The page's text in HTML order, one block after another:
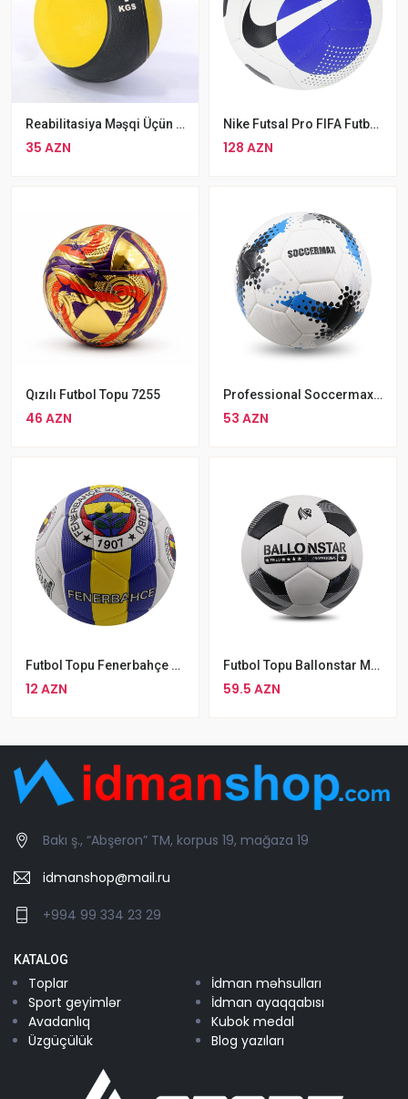
Reabilitasiya Məşqi Üçün 1Kq Fitness Topu Pilates Topu Qol Məşqi Üçün Məşq Topu
35 AZN
Nike Futsal Pro FIFA Futbol Topu
128 AZN
Qızılı Futbol Topu 7255
46 AZN
Professional Soccermax Futbol Topu Mazi Dizaynda 5 Nömrəli Orjinal Soccermax Futbol Topu
53 AZN
Futbol Topu Fenerbahçe 5 Nömrə Futbol Topu
12 AZN
Futbol Topu Ballonstar MAQ-152 Dəri Nomre 5
59.5 AZN
Bakı ş., “Abşeron” TM, korpus 19, mağaza 19
idmanshop@mail.ru
+994 99 334 23 29
KATALOG
Toplar
İdman məhsulları
Sport geyimlər
İdman ayaqqabısı
Avadanlıq
Kubok medal
Üzgüçülük
Blog yazıları